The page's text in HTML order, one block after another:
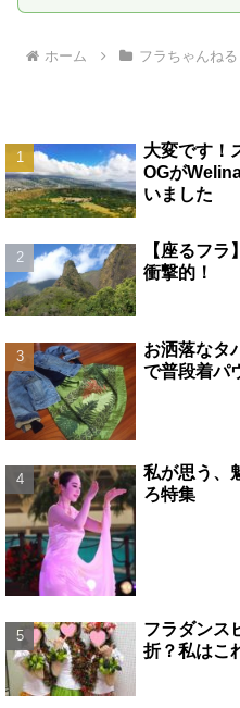
ホーム フラちゃんねる
大変です！
OGが
いました
【座るフ
衝撃的！
お洒落なタ
で普段着パ
私が思う、
ろ特集
フラダンス
折？私はこ